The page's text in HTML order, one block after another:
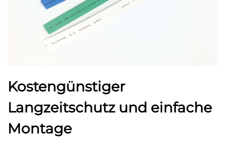
Kostengünstiger
Langzeitschutz und einfache
Montage